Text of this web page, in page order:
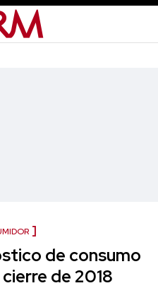
de consumo
de 2018